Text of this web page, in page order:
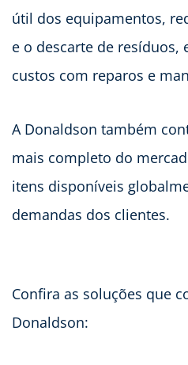
útil dos equipamentos,
e o descarte de resíduos,
custos com reparos e
A Donaldson também
mais completo do
itens disponíveis
demandas dos clientes.
Confira as soluções que
Donaldson: